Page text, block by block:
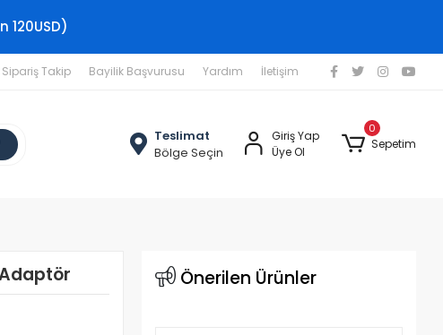
120USD)
Sipariş Takip Bayilik Başvurusu Yardım İletişim
Teslimat
Bölge Seçin
Giriş Yap
Üye Ol
0
Sepetim
Önerilen Ürünler